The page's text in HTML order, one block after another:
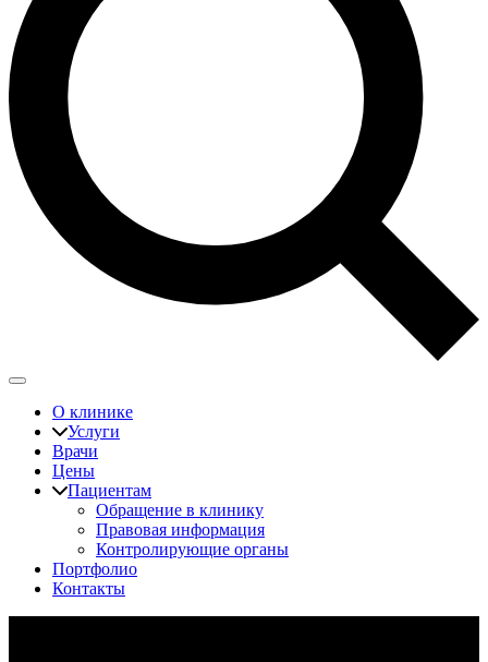
О клинике
Услуги
Врачи
Цены
Пациентам
Обращение в клинику
Правовая информация
Контролирующие органы
Портфолио
Контакты